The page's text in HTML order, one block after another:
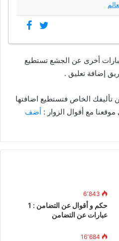
أخرى عن الجشع تستطيع
إضافة تعليق .
تأليفك الخاص فتستطيع اضافتها
مع أقوال الزوار : أضف
6٬843
حكم و أقوال عن التضامن : 1
عبارات عن التضامن
16٬684